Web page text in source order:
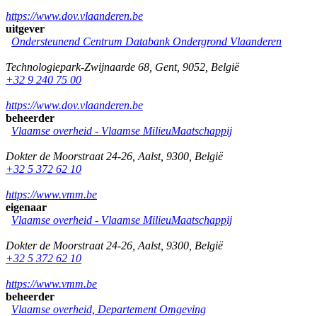
https://www.dov.vlaanderen.be
uitgever
Ondersteunend Centrum Databank Ondergrond Vlaanderen
Technologiepark-Zwijnaarde 68 Gent, 9052 België
+32 9 240 75 00
https://www.dov.vlaanderen.be
beheerder
Vlaamse overheid - Vlaamse MilieuMaatschappij
Dokter de Moorstraat 24-26 Aalst, 9300 België
+32 5 372 62 10
https://www.vmm.be
eigenaar
Vlaamse overheid - Vlaamse MilieuMaatschappij
Dokter de Moorstraat 24-26 Aalst, 9300 België
+32 5 372 62 10
https://www.vmm.be
beheerder
Vlaamse overheid, Departement Omgeving